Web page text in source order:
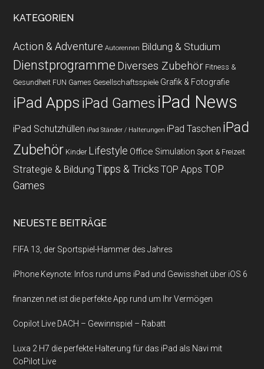
KATEGORIEN
Action & Adventure Autorennen Bildung & Studium
Dienstprogramme Diverses Zubehör Fitness &
Gesundheit FUN Games Gesellschaftsspiele Grafik & Fotografie
iPad Apps iPad Games iPad News
iPad Schutzhüllen iPad Ständer / Halterungen iPad Taschen iPad
Zubehör Kinder Lifestyle Office Simulation Sport & Freizeit
Strategie & Bildung Tipps & Tricks TOP Apps TOP
Games
NEUESTE BEITRÄGE
FIFA 13, der Sportspiel-Hammer des Jahres
iPhone Keynote: Infos rund ums iPad und Gewissheit über iOS 6
finanzen.net ist die perfekte App rund um Ihr Vermögen
Copilot Live DACH – Gewinnspiel – Rabatt
Luxa 2 H7 die perfekte Halterung für das iPad als Navi mit
CoPilot Live